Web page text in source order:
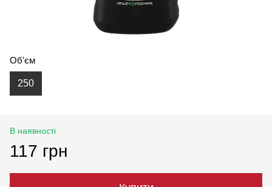
Об'єм
250
В наявності
117 грн